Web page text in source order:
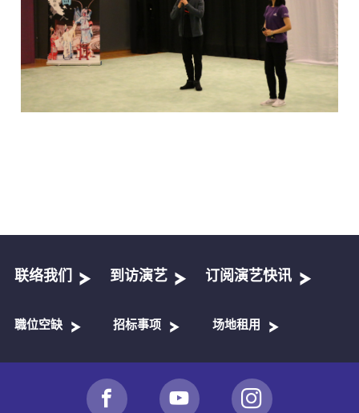
联络我们 到访演艺 订阅演艺快讯
職位空缺 招标事项 场地租用